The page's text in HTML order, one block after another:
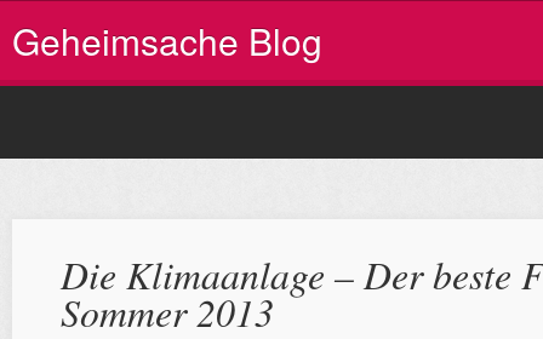
Geheimsache Blog
Die Klimaanlage – Der beste
Sommer 2013